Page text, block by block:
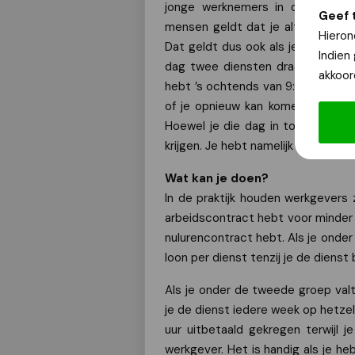
Geef
Indien
jonge werknemers in de
mensen geldt dat je altijd recht
Dat geldt dus ook als je iedere
dag twee diensten draait, dan
hebt ’s ochtends van 9:00 tot
of je opnieuw kan komen
Hoewel je die dag in totaal 3.5
krijgen. Je hebt namelijk twee
Wat kan je doen?
In de praktijk houden
arbeidscontract hebt voor
nulurencontract hebt. Als je
loon per dienst tenzij je de dienst
Als je onder de tweede groep
je de dienst iedere week op
uur uitbetaald gekregen terwijl
werkgever. Het is handig als je